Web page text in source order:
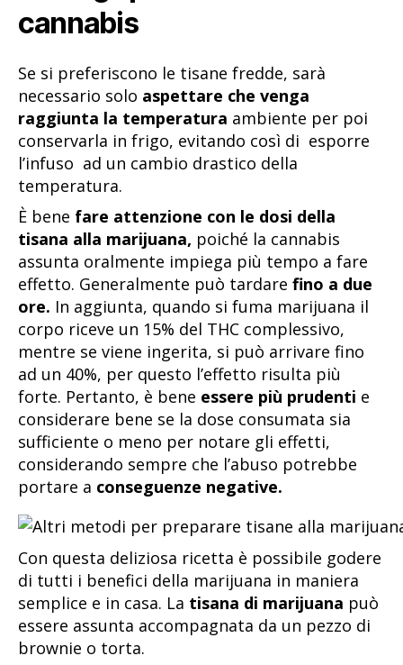
cannabis
Se si preferiscono le tisane fredde, sarà
necessario solo aspettare che venga
raggiunta la temperatura ambiente per poi
conservarla in frigo, evitando così di esporre
l’infuso ad un cambio drastico della
temperatura.
È bene fare attenzione con le dosi della
tisana alla marijuana, poiché la cannabis
assunta oralmente impiega più tempo a fare
effetto. Generalmente può tardare fino a due
ore. In aggiunta, quando si fuma marijuana il
corpo riceve un 15% del THC complessivo,
mentre se viene ingerita, si può arrivare fino
ad un 40%, per questo l’effetto risulta più
forte. Pertanto, è bene essere più prudenti e
considerare bene se la dose consumata sia
sufficiente o meno per notare gli effetti,
considerando sempre che l’abuso potrebbe
portare a conseguenze negative.
Con questa deliziosa ricetta è possibile godere
di tutti i benefici della marijuana in maniera
semplice e in casa. La tisana di marijuana può
essere assunta accompagnata da un pezzo di
brownie o torta.